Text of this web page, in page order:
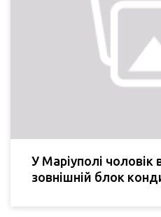
У Маріуполі чоловік
зовнішній блок